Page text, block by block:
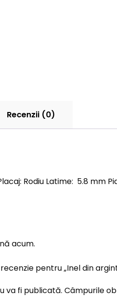
Recenzii (0)
Rodiu Latime: 5.8 mm
acum.
pentru „Inel din
va fi publicată. Câmpurile